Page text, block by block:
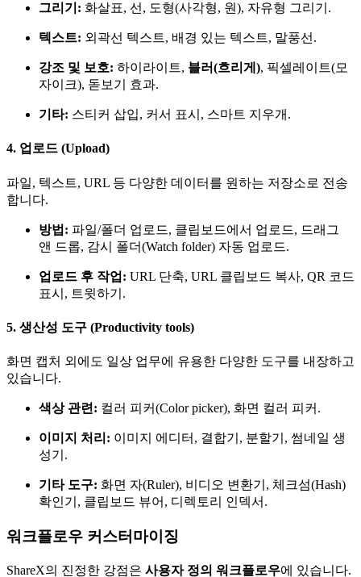
그리기: 화살표, 선, 도형(사각형, 원), 자유형 그리기.
텍스트: 외곽선 텍스트, 배경 있는 텍스트, 말풍선.
강조 및 보호: 하이라이트, 블러(흐리게), 픽셀레이트(모
자이크), 돋보기 효과.
기타: 스티커 삽입, 커서 표시, 스마트 지우개.
4. 업로드 (Upload)
파일, 텍스트, URL 등 다양한 데이터를 원하는 저장소로 전송
합니다.
방법: 파일/폴더 업로드, 클립보드에서 업로드, 드래그
앤 드롭, 감시 폴더(Watch folder) 자동 업로드.
업로드 후 작업: URL 단축, URL 클립보드 복사, QR 코드
표시, 트윗하기.
5. 생산성 도구 (Productivity tools)
화면 캡처 외에도 일상 업무에 유용한 다양한 도구를 내장하고
있습니다.
색상 관련: 컬러 피커(Color picker), 화면 컬러 피커.
이미지 처리: 이미지 에디터, 결합기, 분할기, 썸네일 생
성기.
기타 도구: 화면 자(Ruler), 비디오 변환기, 체크섬(Hash)
확인기, 클립보드 뷰어, 디렉토리 인덱서.
워크플로우 커스터마이징
ShareX의 진정한 강점은 사용자 정의 워크플로우에 있습니다.